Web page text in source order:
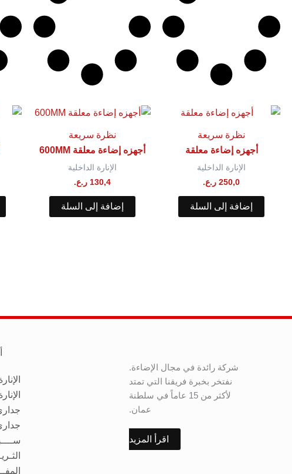
نظرة سريعة
أجهزه إضاءة معلقة
الإنارة الداخلية
250,0 ر.ع.
إضافة إلى السلة
نظرة سريعة
أجهزه إضاءة معلقة 600MM
الإنارة الداخلية
130,4 ر.ع.
إضافة إلى السلة
شركة رائدة في مجال الإضاءة.
نفتخر بخبرة فريقنا التي تمتد
لأكثر من 15 عاماً في سلطنة
عمان.
اقرأ المزيد